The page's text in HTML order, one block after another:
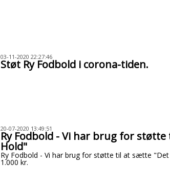
03-11-2020 22:27:46
Støt Ry Fodbold i corona-tiden.
20-07-2020 13:49:51
Ry Fodbold - Vi har brug for
Hold"
Ry Fodbold - Vi har brug for støtte til at sætte
1.000 kr.